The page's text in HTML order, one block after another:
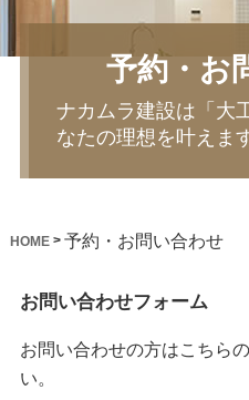
予約・お
ナカムラ建設は「大
なたの理想を叶えま
HOME> 予約・お問い合わせ
お問い合わせフォーム
お問い合わせの方はこちら
い。